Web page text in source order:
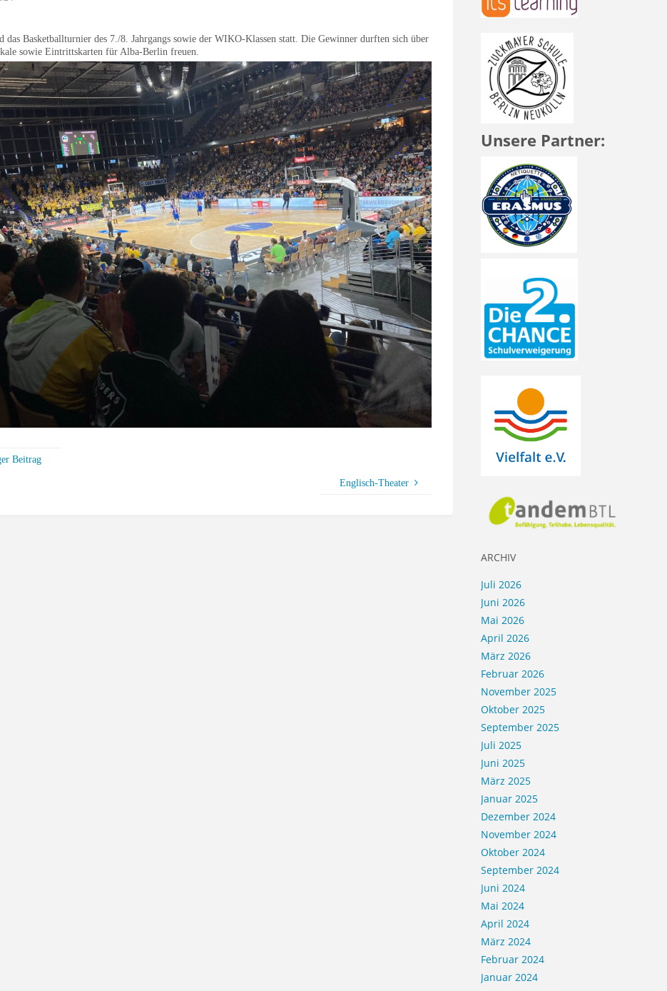
das Basketballturnier des 7./8. Jahrgangs sowie der WIKO-Klassen statt. Die Gewinner durften sich über
sowie Eintrittskarten für Alba-Berlin freuen.
Beitrag
Englisch-Theater
Unsere Partner:
ARCHIV
Juli 2026
Juni 2026
Mai 2026
April 2026
März 2026
Februar 2026
November 2025
Oktober 2025
September 2025
Juli 2025
Juni 2025
März 2025
Januar 2025
Dezember 2024
November 2024
Oktober 2024
September 2024
Juni 2024
Mai 2024
April 2024
März 2024
Februar 2024
Januar 2024